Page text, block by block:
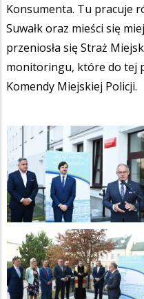
Konsumenta. Tu pracuje
Suwałk oraz mieści się
przeniosła się Straż
monitoringu, które do tej
Komendy Miejskiej Policji.